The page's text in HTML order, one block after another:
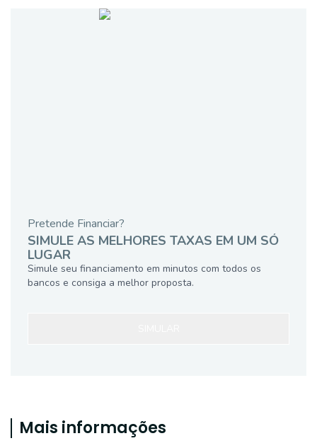
Pretende Financiar?
SIMULE AS MELHORES TAXAS EM UM SÓ
LUGAR
Simule seu financiamento em minutos com todos os
bancos e consiga a melhor proposta.
Mais informações